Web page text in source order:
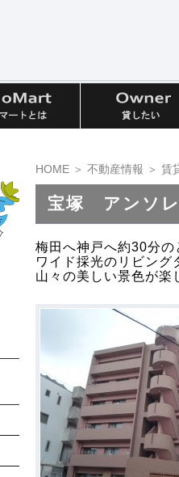
HOME ＞ 不動産情報 ＞ 賃
宝塚 アンソ
梅田へ神戸へ約30分
ワイド採光のリビン
山々の美しい景色が楽